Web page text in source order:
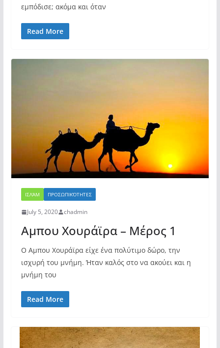
εμπόδισε; ακόμα και όταν
Read More
ΙΣΛΆΜ ΠΡΟΣΩΠΙΚΌΤΗΤΕΣ
July 5, 2020 chadmin
Αμπου Χουράϊρα – Μέρος 1
Ο Αμπου Χουράϊρα είχε ένα πολύτιμο δώρο, την
ισχυρή του μνήμη. Ήταν καλός στο να ακούει και η
μνήμη του
Read More